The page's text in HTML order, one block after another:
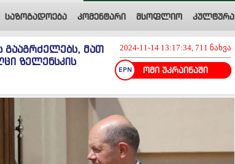
საზოგადოება კომენტარი მსოფლიო კულტურა
2024-11-14 13:17:34, 711 ნახვა
ომი უკრაინაში
გააგრძელებს, მათ
ზელენსკის